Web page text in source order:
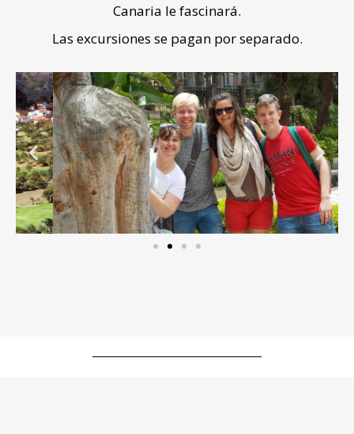
Canaria le fascinará.
Las excursiones se pagan por separado.